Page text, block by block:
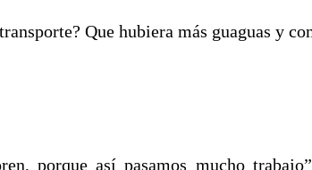
Que hubiera más guaguas y
porque así pasamos mucho